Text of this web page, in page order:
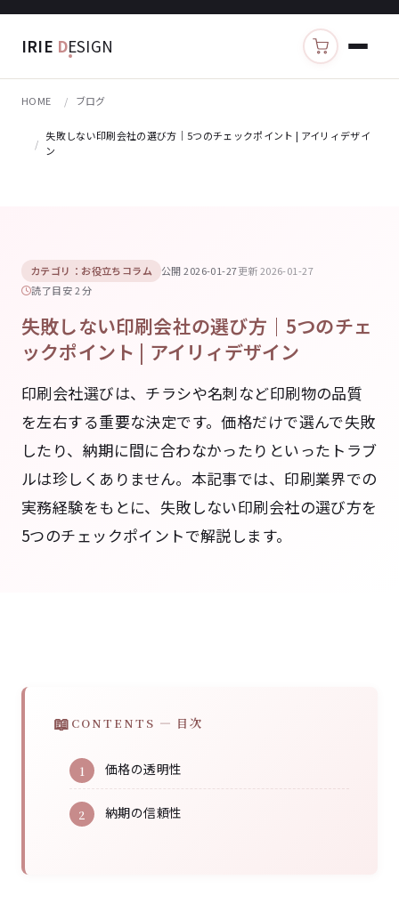
IRIE DESIGN カートを見る
HOME ブログ
失敗しない印刷会社の選び方｜5つのチェックポイント | アイリィデザイ
ン
カテゴリ：お役立ちコラム 公開 2026-01-27更新 2026-01-27
読了目安 2 分
失敗しない印刷会社の選び方｜5つのチェ
ックポイント | アイリィデザイン
印刷会社選びは、チラシや名刺など印刷物の品質
を左右する重要な決定です。価格だけで選んで失敗
したり、納期に間に合わなかったりといったトラブ
ルは珍しくありません。本記事では、印刷業界での
実務経験をもとに、失敗しない印刷会社の選び方を
5つのチェックポイントで解説します。
CONTENTS — 目次
価格の透明性
納期の信頼性